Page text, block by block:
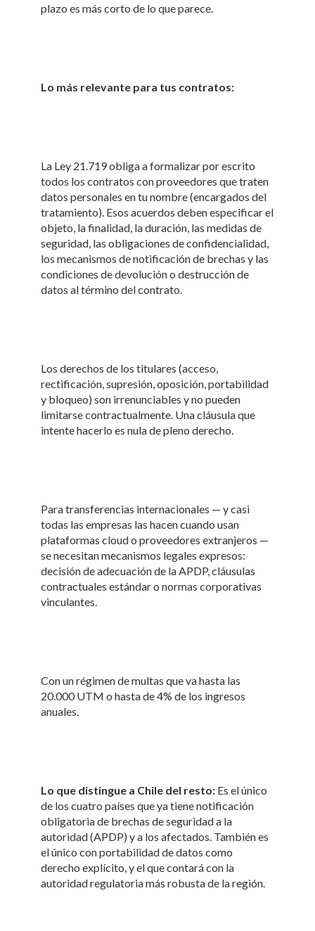
plazo es más corto de lo que parece.
Lo más relevante para tus contratos:
La Ley 21.719 obliga a formalizar por escrito
todos los contratos con proveedores que traten
datos personales en tu nombre (encargados del
tratamiento). Esos acuerdos deben especificar el
objeto, la finalidad, la duración, las medidas de
seguridad, las obligaciones de confidencialidad,
los mecanismos de notificación de brechas y las
condiciones de devolución o destrucción de
datos al término del contrato.
Los derechos de los titulares (acceso,
rectificación, supresión, oposición, portabilidad
y bloqueo) son irrenunciables y no pueden
limitarse contractualmente. Una cláusula que
intente hacerlo es nula de pleno derecho.
Para transferencias internacionales — y casi
todas las empresas las hacen cuando usan
plataformas cloud o proveedores extranjeros —
se necesitan mecanismos legales expresos:
decisión de adecuación de la APDP, cláusulas
contractuales estándar o normas corporativas
vinculantes.
Con un régimen de multas que va hasta las
20.000 UTM o hasta de 4% de los ingresos
anuales.
Lo que distingue a Chile del resto: Es el único
de los cuatro países que ya tiene notificación
obligatoria de brechas de seguridad a la
autoridad (APDP) y a los afectados. También es
el único con portabilidad de datos como
derecho explícito, y el que contará con la
autoridad regulatoria más robusta de la región.